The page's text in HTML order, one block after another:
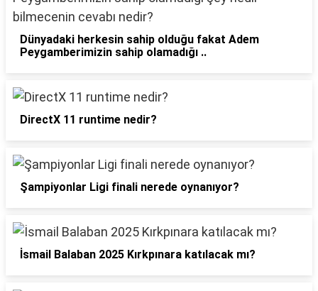
Dünyadaki herkesin sahip olduğu fakat Adem
Peygamberimizin sahip olamadığı ..
DirectX 11 runtime nedir?
Şampiyonlar Ligi finali nerede oynanıyor?
İsmail Balaban 2025 Kırkpınara katılacak mı?